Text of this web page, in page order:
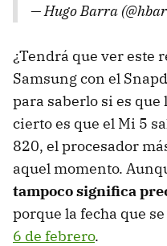
— Hugo Barra
¿Tendrá que ver este
Samsung con el
para saberlo si es que
cierto es que el Mi 5
820, el procesador
aquel momento.
tampoco significa
porque la fecha que
6 de febrero.